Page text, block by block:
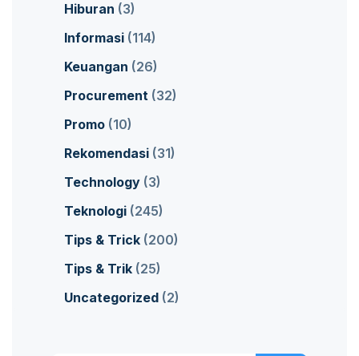
Hiburan (3)
Informasi (114)
Keuangan (26)
Procurement (32)
Promo (10)
Rekomendasi (31)
Technology (3)
Teknologi (245)
Tips & Trick (200)
Tips & Trik (25)
Uncategorized (2)